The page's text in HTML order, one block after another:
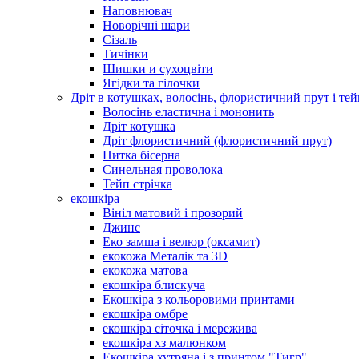
Наповнювач
Новорічні шари
Сізаль
Тичінки
Шишки и сухоцвіти
Ягідки та гілочки
Дріт в котушках, волосінь, флористичний прут і
Волосінь еластична і мононить
Дріт котушка
Дріт флористичний (флористичний прут)
Нитка бісерна
Синельная проволока
Тейп стрічка
екошкіра
Вініл матовий і прозорий
Джинс
Еко замша і велюр (оксамит)
екокожа Металік та 3D
екокожа матова
екошкіра блискуча
Екошкіра з кольоровими принтами
екошкіра омбре
екошкіра сіточка і мережива
екошкіра хз малюнком